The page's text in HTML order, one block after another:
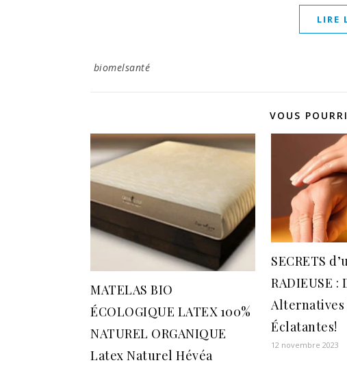
LIRE
biomelsanté
VOUS
MATELAS BIO
ÉCOLOGIQUE LATEX 100%
NATUREL ORGANIQUE
Latex Naturel Hévéa
SECRETS
RADIEUSE :
Éclatantes!
12 novembre 2023